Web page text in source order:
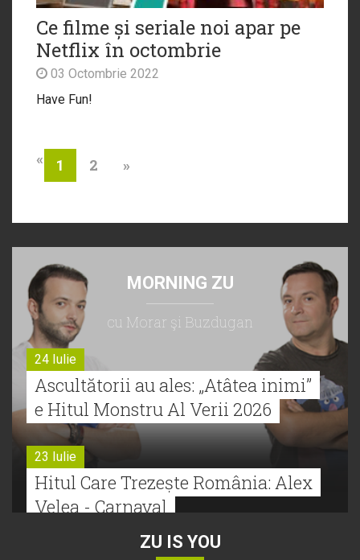
Ce filme și seriale noi apar pe
Netflix în octombrie
03 Octombrie 2022
Have Fun!
« 1 2 »
MORNING ZU
cu Morar şi Buzdugan
24 Iulie
Ascultătorii au ales: „Atâtea inimi”
e Hitul Monstru Al Verii 2026
23 Iulie
Hitul Care Trezește România: Alex
Velea - Carnaval
ZU IS YOU